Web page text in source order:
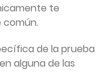
te
común.
de la prueba
alguna de las